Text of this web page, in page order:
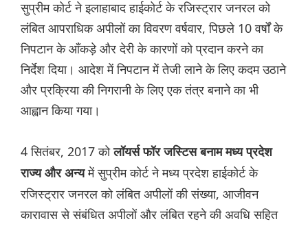
सुप्रीम कोर्ट ने इलाहाबाद हाईकोर्ट के रजिस्ट्रार जनरल को
लंबित आपराधिक अपीलों का विवरण वर्षवार, पिछले 10 वर्षों के
निपटान के आँकड़े और देरी के कारणों को प्रदान करने का
निर्देश दिया। आदेश में निपटान में तेजी लाने के लिए कदम उठाने
और प्रक्रिया की निगरानी के लिए एक तंत्र बनाने का भी
आह्वान किया गया।
4 सितंबर, 2017 कोलॉयर्स फॉर जस्टिस बनाम मध्य प्रदेश
राज्य और अन्यमें सुप्रीम कोर्ट ने मध्य प्रदेश हाईकोर्ट के
रजिस्ट्रार जनरल को लंबित अपीलों की संख्या, आजीवन
कारावास से संबंधित अपीलों और लंबित रहने की अवधि सहित